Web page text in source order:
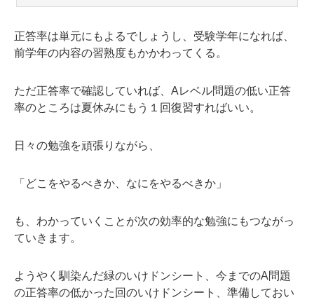
正答率は単元にもよるでしょうし、受験学年になれば、
前学年の内容の習熟度もかかわってくる。
ただ正答率で確認していれば、Aレベル問題の低い正答
率のところは夏休みにもう１回復習すればいい。
日々の勉強を頑張りながら、
「どこをやるべきか、なにをやるべきか」
も、わかっていくことが次の効率的な勉強にもつながっ
ていきます。
ようやく馴染んだ緑のいけドンシート、今までのA問題
の正答率の低かった回のいけドンシート、準備しておい